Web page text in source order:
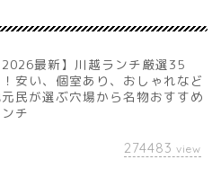
2026最新】川越ランチ厳選35
安い、個室あり、おしゃれなど
民が選ぶ穴場から名物おすすめ
チ
274483 view